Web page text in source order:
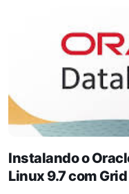
Instalando o
Linux 9.7 com